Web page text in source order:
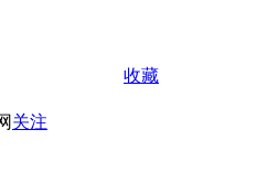
收藏
关注